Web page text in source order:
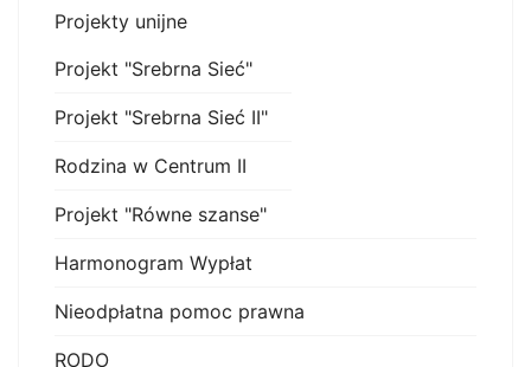
Projekty unijne
Projekt "Srebrna Sieć"
Projekt "Srebrna Sieć II"
Rodzina w Centrum II
Projekt "Równe szanse"
Harmonogram Wypłat
Nieodpłatna pomoc prawna
RODO